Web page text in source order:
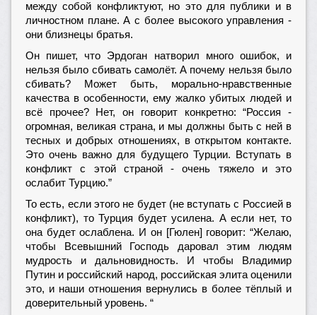
между собой конфликтуют, но это для публики и в
личностном плане. А с более высокого управления -
они близнецы братья.
Он пишет, что Эрдоган натворил много ошибок, и
нельзя было сбивать самолёт. А почему нельзя было
сбивать? Может быть, морально-нравственные
качества в особенности, ему жалко убитых людей и
всё прочее? Нет, он говорит конкретно: “Россия -
огромная, великая страна, и мы должны быть с ней в
тесных и добрых отношениях, в открытом контакте.
Это очень важно для будущего Турции. Вступать в
конфликт с этой страной - очень тяжело и это
ослабит Турцию.”
То есть, если этого не будет (не вступать с Россией в
конфликт), то Турция будет усилена. А если нет, то
она будет ослаблена. И он [Гюлен] говорит: “Желаю,
чтобы Всевышний Господь даровал этим людям
мудрость и дальновидность. И чтобы Владимир
Путин и российский народ, российская элита оценили
это, и наши отношения вернулись в более тёплый и
доверительный уровень. “